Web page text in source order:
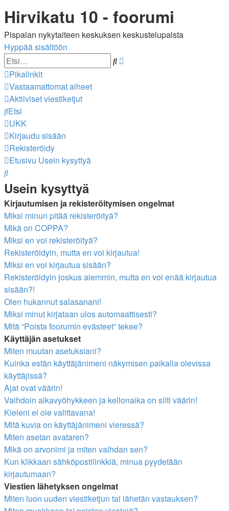
Hirvikatu 10 - foorumi
Pispalan nykytaiteen keskuksen keskustelupalsta
Hyppää sisältöön
Etsi
Pikalinkit
Vastaamattomat aiheet
Aktiiviset viestiketjut
Etsi
UKK
Kirjaudu sisään
Rekisteröidy
Etusivu Usein kysyttyä
Etsi
Usein kysyttyä
Kirjautumisen ja rekisteröitymisen ongelmat
Miksi minun pitää rekisteröityä?
Mikä on COPPA?
Miksi en voi rekisteröityä?
Rekisteröidyin, mutta en voi kirjautua!
Miksi en voi kirjautua sisään?
Rekisteröidyin joskus aiemmin, mutta en voi enää kirjautua
sisään?!
Olen hukannut salasanani!
Miksi minut kirjataan ulos automaattisesti?
Mitä “Poista foorumin evästeet” tekee?
Käyttäjän asetukset
Miten muutan asetuksiani?
Kuinka estän käyttäjänimeni näkymisen paikalla olevissa
käyttäjissä?
Ajat ovat väärin!
Vaihdoin aikavyöhykkeen ja kellonaika on silti väärin!
Kieleni ei ole valittavana!
Mitä kuvia on käyttäjänimeni vieressä?
Miten asetan avataren?
Mikä on arvonimi ja miten vaihdan sen?
Kun klikkaan sähköpostilinkkiä, minua pyydetään
kirjautumaan?
Viestien lähetyksen ongelmat
Miten luon uuden viestiketjun tai lähetän vastauksen?